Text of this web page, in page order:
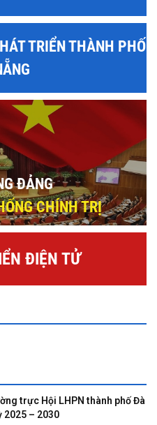
TRIỂN THÀNH PHỐ
ĐẢNG
CHÍNH TRỊ
ĐIỆN TỬ
trực Hội LHPN thành phố Đà
2025 – 2030